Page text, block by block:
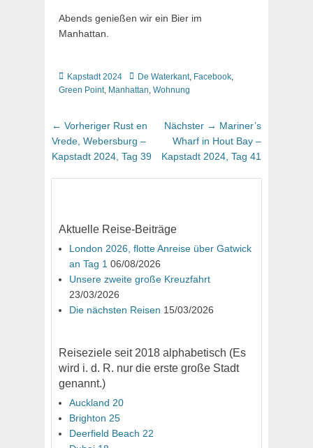
Abends genießen wir ein Bier im
Manhattan.
Kategorien
Kapstadt 2024 Schlagworte
De Waterkant, Facebook,
Green Point, Manhattan, Wohnung
Beitragsnavigation
← Vorheriger Vorheriger
Beitrag:
Rust en
Vrede, Webersburg –
Kapstadt 2024, Tag 39
Nächster → Nächster
Beitrag:
Mariner’s
Wharf in Hout Bay –
Kapstadt 2024, Tag 41
Aktuelle Reise-Beiträge
London 2026, flotte Anreise über Gatwick
an Tag 1 06/08/2026
Unsere zweite große Kreuzfahrt
23/03/2026
Die nächsten Reisen 15/03/2026
Reiseziele seit 2018 alphabetisch (Es
wird i. d. R. nur die erste große Stadt
genannt.)
Auckland 20
Brighton 25
Deerfield Beach 22